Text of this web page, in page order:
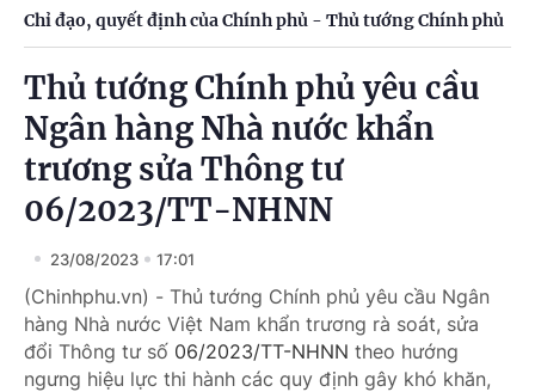
Chỉ đạo, quyết định của Chính phủ - Thủ tướng Chính phủ
Thủ tướng Chính phủ yêu cầu
Ngân hàng Nhà nước khẩn
trương sửa Thông tư
06/2023/TT-NHNN
23/08/2023 17:01
(Chinhphu.vn) - Thủ tướng Chính phủ yêu cầu Ngân
hàng Nhà nước Việt Nam khẩn trương rà soát, sửa
đổi Thông tư số 06/2023/TT-NHNN theo hướng
ngưng hiệu lực thi hành các quy định gây khó khăn,